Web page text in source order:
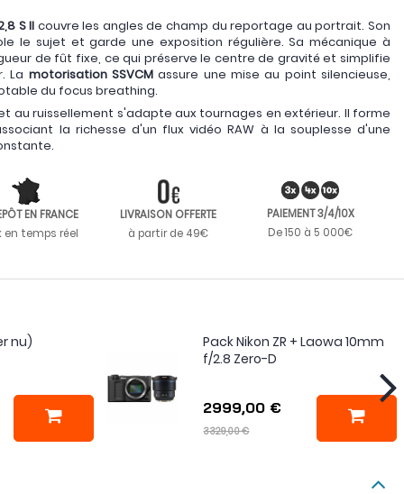
S II couvre les angles de champ du reportage au portrait. Son
le sujet et garde une exposition régulière. Sa mécanique à
de fût fixe, ce qui préserve le centre de gravité et simplifie
La motorisation SSVCM assure une mise au point silencieuse,
du focus breathing.
au ruissellement s'adapte aux tournages en extérieur. Il forme
la richesse d'un flux vidéo RAW à la souplesse d'une
EN FRANCE
en temps réel
LIVRAISON OFFERTE
à partir de 49€
PAIEMENT 3/4/10X
De 150 à 5 000€
nu)
Pack Nikon ZR + Laowa 10mm
f/2.8 Zero-D
2999,00 €
3329,00 €